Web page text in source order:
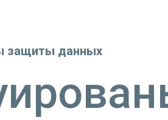
защиты данных